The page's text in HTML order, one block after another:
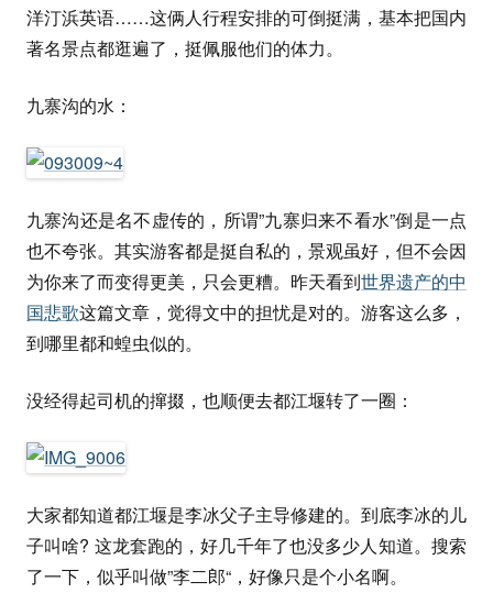
洋汀浜英语……这俩人行程安排的可倒挺满，基本把国内
著名景点都逛遍了，挺佩服他们的体力。
九寨沟的水：
九寨沟还是名不虚传的，所谓”九寨归来不看水”倒是一点
也不夸张。其实游客都是挺自私的，景观虽好，但不会因
为你来了而变得更美，只会更糟。昨天看到世界遗产的中
国悲歌这篇文章，觉得文中的担忧是对的。游客这么多，
到哪里都和蝗虫似的。
没经得起司机的撺掇，也顺便去都江堰转了一圈：
大家都知道都江堰是李冰父子主导修建的。到底李冰的儿
子叫啥? 这龙套跑的，好几千年了也没多少人知道。搜索
了一下，似乎叫做”李二郎“，好像只是个小名啊。